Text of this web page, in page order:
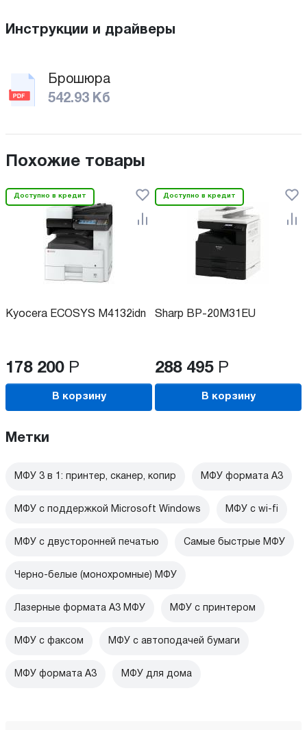
Инструкции и драйверы
Брошюра
542.93 Кб
Похожие товары
Доступно в кредит
Kyocera ECOSYS M4132idn
178 200 Р
В корзину
Доступно в кредит
Sharp BP-20M31EU
288 495 Р
В корзину
Метки
МФУ 3 в 1: принтер, сканер, копир МФУ формата А3
МФУ с поддержкой Microsoft Windows МФУ c wi-fi
МФУ с двусторонней печатью Самые быстрые МФУ
Черно-белые (монохромные) МФУ
Лазерные формата А3 МФУ МФУ с принтером
МФУ с факсом МФУ с автоподачей бумаги
МФУ формата A3 МФУ для дома